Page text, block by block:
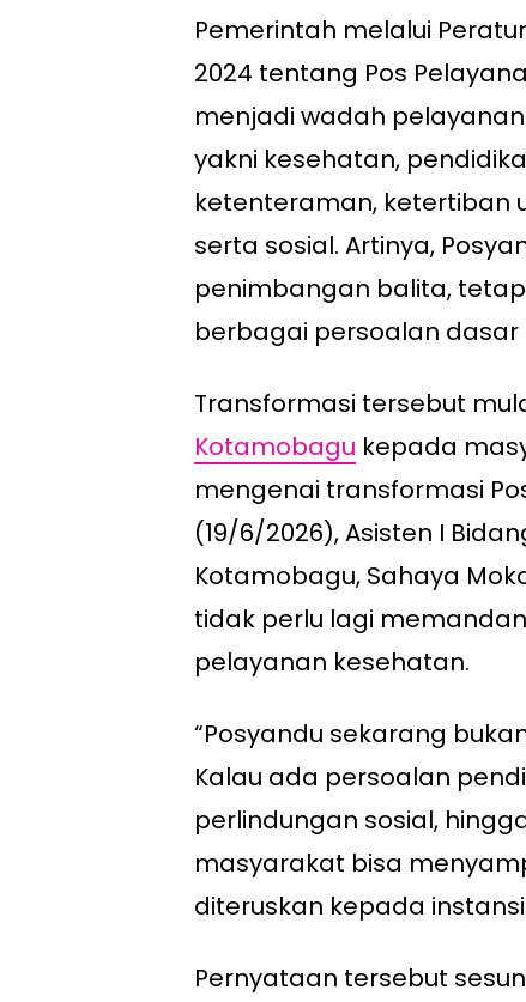
Pemerintah melalui
2024 tentang Pos
menjadi wadah
yakni kesehatan,
ketenteraman, ketertiban
serta sosial. Artinya,
penimbangan balita,
berbagai persoalan
Transformasi tersebut
Kotamobagu kepada
mengenai transformasi
(19/6/2026), Asisten I
Kotamobagu, Sahaya
tidak perlu lagi
pelayanan kesehatan.
“Posyandu sekarang
Kalau ada persoalan
perlindungan sosial,
masyarakat bisa
diteruskan kepada
Pernyataan tersebut